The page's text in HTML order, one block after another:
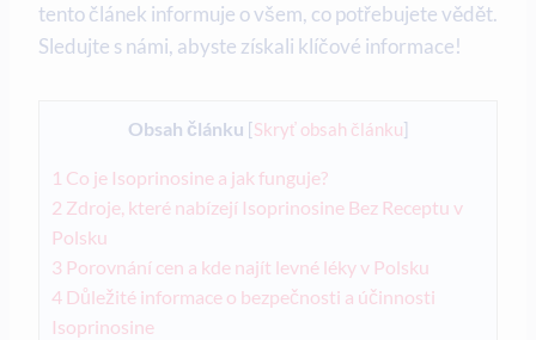
tento článek informuje o všem, co potřebujete vědět.
Sledujte s námi, abyste získali klíčové informace!
Obsah článku [Skryť obsah článku]
1 Co je Isoprinosine a jak funguje?
2 Zdroje, které nabízejí Isoprinosine Bez Receptu v
Polsku
3 Porovnání cen a kde najít levné léky v Polsku
4 Důležité informace o bezpečnosti a účinnosti
Isoprinosine